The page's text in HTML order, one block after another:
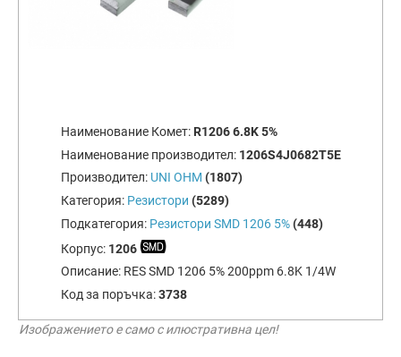
Наименование Комет: R1206 6.8K 5%
Наименование производител: 1206S4J0682T5E
Производител: UNI OHM (1807)
Категория: Резистори (5289)
Подкатегория: Резистори SMD 1206 5% (448)
Корпус: 1206
Описание: RES SMD 1206 5% 200ppm 6.8K 1/4W
Код за поръчка:3738
Изображението е само с илюстративна цел!